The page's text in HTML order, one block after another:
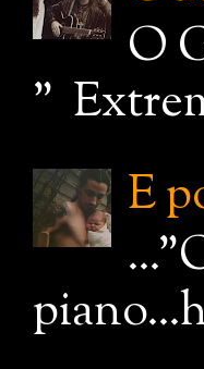
O
"
E